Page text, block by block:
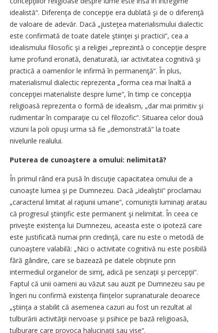
idealistă“. Diferenţa de concepţie era dublată şi de o diferenţă
de valoare de adevăr. Dacă „justeţea materialismului dialectic
este confirmată de toate datele ştiinţei şi practicii“, cea a
idealismului filosofic şi a religiei „reprezintă o concepţie despre
lume profund eronată, denaturată, iar activitatea cognitivă şi
practică a oamenilor le infirmă în permanenţă“. În plus,
materialismul dialectic reprezenta „forma cea mai înaltă a
concepţiei materialiste despre lume“, în timp ce concepţia
religioasă reprezenta o formă de idealism, „dar mai primitiv şi
rudimentar în comparaţie cu cel filozofic“. Situarea celor două
viziuni la poli opuşi urma să fie „demonstrată“ la toate
nivelurile realului.
Puterea de cunoaştere a omului: nelimitată?
În primul rând era pusă în discuţie capacitatea omului de a
cunoaşte lumea şi pe Dumnezeu. Dacă „idealiştii“ proclamau
„caracterul limitat al raţiunii umane“, comuniştii luminaţi aratau
că progresul ştiinţific este permanent şi nelimitat. În ceea ce
priveşte existenţa lui Dumnezeu, aceasta este o ipoteză care
este justificată numai prin credinţă, care nu este o metodă de
cunoaştere valabilă: „Nici o activitate cognitivă nu este posibilă
fără gândire, care se bazează pe datele obţinute prin
intermediul organelor de simţ, adică pe senzaţii şi percepţii“.
Faptul că unii oameni au văzut sau auzit pe Dumnezeu sau pe
îngeri nu confirmă existenţa fiinţelor supranaturale deoarece
„ştiinţa a stabilit că asemenea cazuri au fost un rezultat al
tulburării activităţii nervoase şi psihice pe bază religioasă,
tulburare care provoca halucinaţii sau vise“.